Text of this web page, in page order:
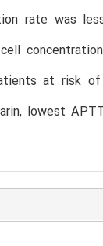
rate was
at risk of
lowest